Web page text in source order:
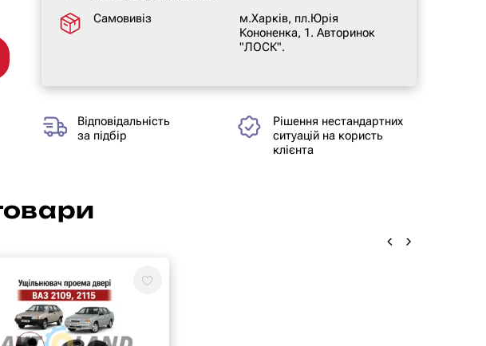
Самовивіз
м.Харків, пл.Юрія
Кононенка, 1. Авторинок
"ЛОСК".
Відповідальність
за підбір
Рішення нестандартних
ситуацій на користь
клієнта